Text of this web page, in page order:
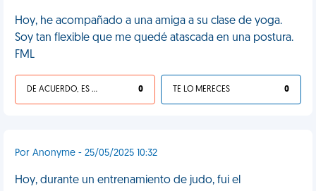
Hoy, he acompañado a una amiga a su clase de yoga.
Soy tan flexible que me quedé atascada en una postura.
FML
DE ACUERDO, ES UNA VIDA HP 0 TE LO MERECES 0
Por Anonyme - 25/05/2025 10:32
Hoy, durante un entrenamiento de judo, fui el